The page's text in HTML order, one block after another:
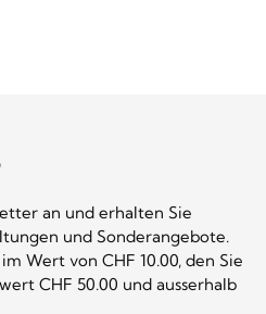
an und erhalten Sie
und Sonderangebote.
Wert von CHF 10.00, den Sie
CHF 50.00 und ausserhalb